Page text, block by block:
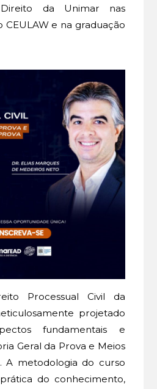
da Unimar nas
CEULAW e na graduação
Processual Civil da
projetado
fundamentais e
Geral da Prova e Meios
A metodologia do curso
do conhecimento,